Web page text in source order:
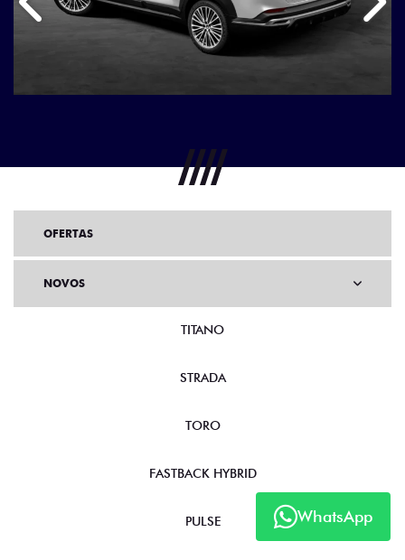
Anterior
WhatsApp
OFERTAS
NOVOS
TITANO
STRADA
TORO
FASTBACK HYBRID
PULSE